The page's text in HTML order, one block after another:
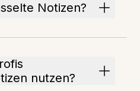
Notizen?
nutzen?